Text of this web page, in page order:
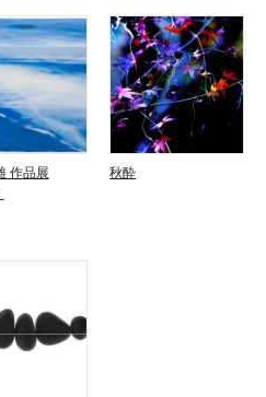
作品展
秋酔